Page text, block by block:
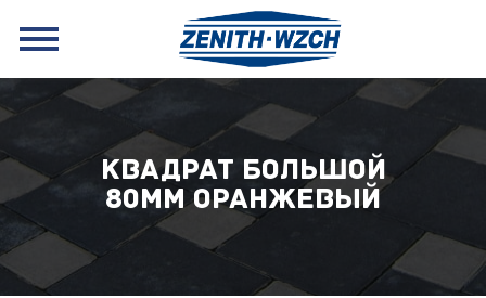
КВАДРАТ БОЛЬШОЙ
80ММ ОРАНЖЕВЫЙ